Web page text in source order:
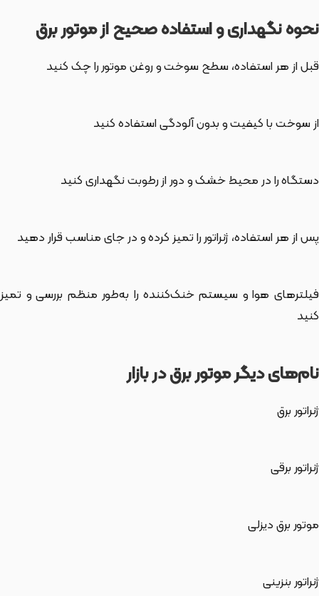
نحوه نگهداری و استفاده صحیح از موتور برق
قبل از هر استفاده، سطح سوخت و روغن موتور را چک کنید
از سوخت با کیفیت و بدون آلودگی استفاده کنید
دستگاه را در محیط خشک و دور از رطوبت نگهداری کنید
پس از هر استفاده، ژنراتور را تمیز کرده و در جای مناسب قرار دهید
فیلترهای هوا و سیستم خنک‌کننده را به‌طور منظم بررسی و تمیز
کنید
نام‌های دیگر موتور برق در بازار
ژنراتور برق
ژنراتور برقی
موتور برق دیزلی
ژنراتور بنزینی